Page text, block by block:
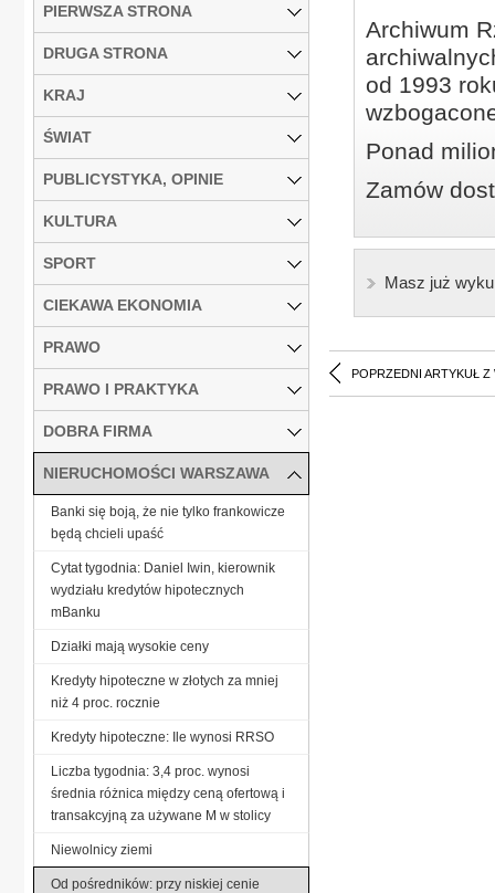
Archiwum
od 1993
Ponad
Zamów
Masz już
POPRZEDNI ARTYKUŁ Z
PIERWSZA STRONA
DRUGA STRONA
KRAJ
ŚWIAT
PUBLICYSTYKA, OPINIE
KULTURA
SPORT
CIEKAWA EKONOMIA
PRAWO
PRAWO I PRAKTYKA
DOBRA FIRMA
NIERUCHOMOŚCI WARSZAWA
Banki się boją, że nie tylko frankowicze
będą chcieli upaść
Cytat tygodnia: Daniel Iwin, kierownik
wydziału kredytów hipotecznych
mBanku
Działki mają wysokie ceny
Kredyty hipoteczne w złotych za mniej
niż 4 proc. rocznie
Kredyty hipoteczne: Ile wynosi RRSO
Liczba tygodnia: 3,4 proc. wynosi
średnia różnica między ceną ofertową i
transakcyjną za używane M w stolicy
Niewolnicy ziemi
Od pośredników: przy niskiej cenie